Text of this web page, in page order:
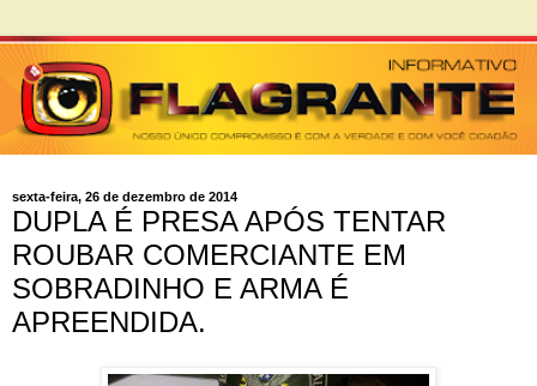
sexta-feira, 26 de dezembro de 2014
DUPLA É PRESA APÓS TENTAR
ROUBAR COMERCIANTE EM
SOBRADINHO E ARMA É
APREENDIDA.